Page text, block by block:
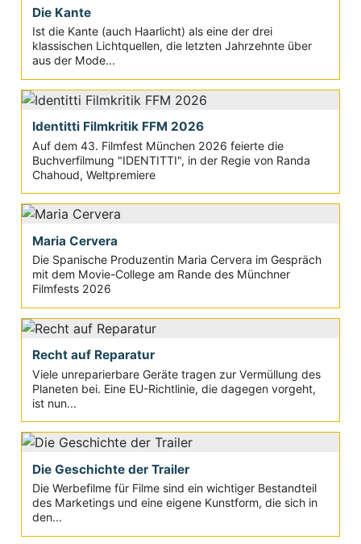
Die Kante
Ist die Kante (auch Haarlicht) als eine der drei
klassischen Lichtquellen, die letzten Jahrzehnte über
aus der Mode...
Identitti Filmkritik FFM 2026
Auf dem 43. Filmfest München 2026 feierte die
Buchverfilmung "IDENTITTI", in der Regie von Randa
Chahoud, Weltpremiere
Maria Cervera
Die Spanische Produzentin Maria Cervera im Gespräch
mit dem Movie-College am Rande des Münchner
Filmfests 2026
Recht auf Reparatur
Viele unreparierbare Geräte tragen zur Vermüllung des
Planeten bei. Eine EU-Richtlinie, die dagegen vorgeht,
ist nun...
Die Geschichte der Trailer
Die Werbefilme für Filme sind ein wichtiger Bestandteil
des Marketings und eine eigene Kunstform, die sich in
den...